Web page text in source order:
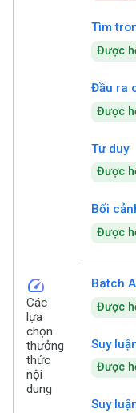
Tìm
Được
Đầu ra
Được
Tư duy
Được
Bối
Được
speed
Các
lựa
chọn
thưởng
thức
nội
dung
Batch
Được
Suy
Được
Suy